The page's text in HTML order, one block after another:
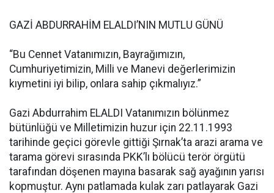
GAZİ ABDURRAHİM ELALDI’NIN MUTLU GÜNÜ
“Bu Cennet Vatanımızın, Bayrağımızın,
Cumhuriyetimizin, Milli ve Manevi değerlerimizin
kıymetini iyi bilip, onlara sahip çıkmalıyız.”
Gazi Abdurrahim ELALDI Vatanımızın bölünmez
bütünlüğü ve Milletimizin huzur için 22.11.1993
tarihinde geçici görevle gittiği Şırnak’ta arazi arama ve
tarama görevi sırasında PKK’lı bölücü terör örgütü
tarafından döşenen mayına basarak sağ ayağının yarısı
kopmuştur. Aynı patlamada kulak zarı patlayarak Gazi